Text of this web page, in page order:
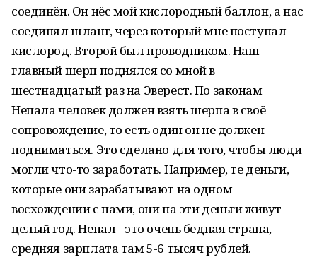
соединён. Он нёс мой кислородный баллон, а нас
соединял шланг, через который мне поступал
кислород. Второй был проводником. Наш
главный шерп поднялся со мной в
шестнадцатый раз на Эверест. По законам
Непала человек должен взять шерпа в своё
сопровождение, то есть один он не должен
подниматься. Это сделано для того, чтобы люди
могли что-то заработать. Например, те деньги,
которые они зарабатывают на одном
восхождении с нами, они на эти деньги живут
целый год. Непал - это очень бедная страна,
средняя зарплата там 5-6 тысяч рублей.